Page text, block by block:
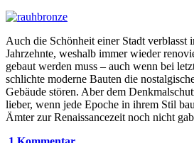
Auch die Schönheit einer Stadt verblasst
Jahrzehnte, weshalb immer wieder
gebaut werden muss – auch wenn bei
schlichte moderne Bauten die
Gebäude stören. Aber dem
lieber, wenn jede Epoche in ihrem Stil
Ämter zur Renaissancezeit noch nicht